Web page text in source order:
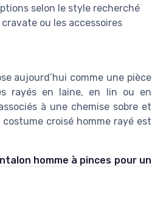
selon le style recherché
ou les accessoires
aujourd’hui comme une pièce
rayés en laine, en lin ou en
à une chemise sobre et
croisé homme rayé est
homme à pinces pour un